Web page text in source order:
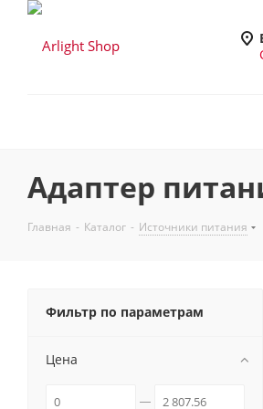
Адаптер
Главная - Каталог - Источники питания
Фильтр по параметрам
Цена